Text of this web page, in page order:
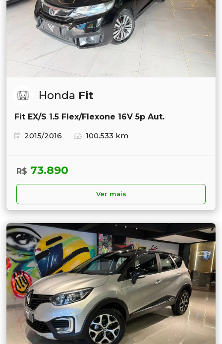
Honda Fit
Fit EX/S 1.5 Flex/Flexone 16V 5p Aut.
2015/2016
100.533 km
R$ 73.890
Ver mais